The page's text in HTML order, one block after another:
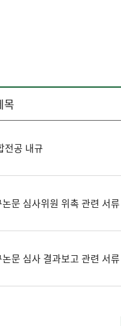
목
전공 내규
문 심사위원 위촉 관련 서류
문 심사 결과보고 관련 서류